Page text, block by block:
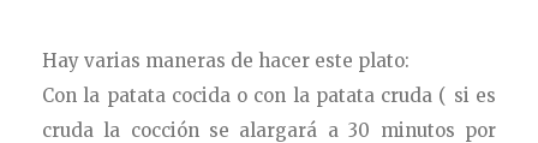
Hay varias maneras de hacer este plato:
Con la patata cocida o con la patata cruda ( si es
cruda la cocción se alargará a 30 minutos por